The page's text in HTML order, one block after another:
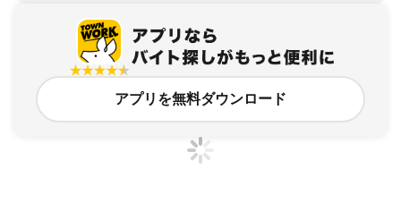
アプリを無料ダウンロード